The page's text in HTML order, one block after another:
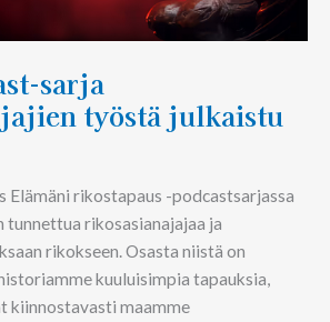
sarja
työstä julkaistu
Elämäni rikostapaus -podcastsarjassa
tunnettua rikosasianajajaa ja
rikokseen. Osasta niistä on
kuuluisimpia tapauksia,
kiinnostavasti maamme